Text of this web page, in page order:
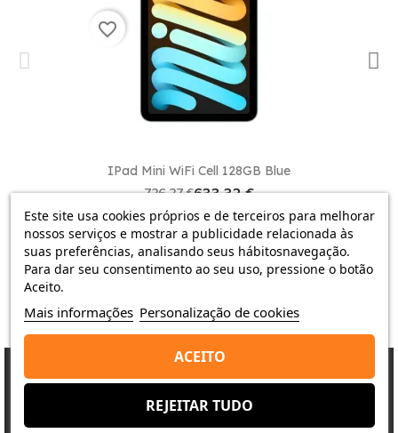
excepcional. E o melhor de tudo, você pode obtê-lo
por um preço baratoem nossa loja
Free
, graças às nossas incríveis ofertas
Portanto, se você está procurando um dispositivo
poderoso, compacto e elegante que pode
melhorar sua experiência de usuário, o iPad mini
nossas incríveisofertas!
IPad Mini WiFi Cell 128GB Blue
726,27 €633,32 €
0 revisão
favorite_border
Porquê escolher-nos?
Este site usa cookies próprios e de terceiros para melhorar
nossos serviços e mostrar a publicidade relacionada às
suas preferências, analisando seus hábitosnavegação.
Para dar seu consentimento ao seu uso, pressione o botão
Aceito.
Mais informações Personalização de cookies
REJEITAR TUDO
ACEITO